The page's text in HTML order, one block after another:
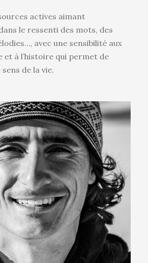
actives aimant
le ressenti des mots, des
avec une sensibilité aux
à l’histoire qui permet de
de la vie.